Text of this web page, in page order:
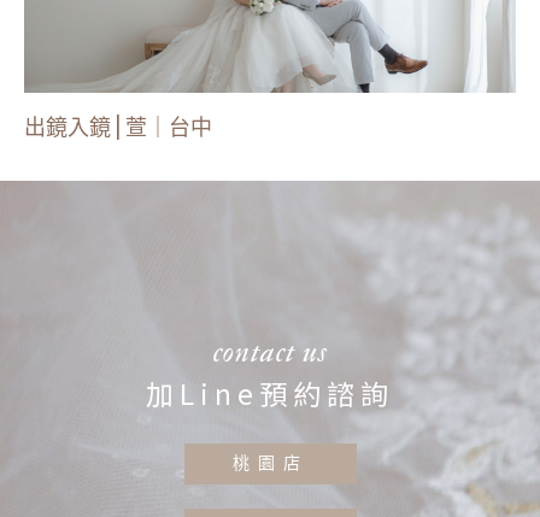
出鏡入鏡 | 萱｜台中
contact us
加Line預約諮詢
桃園店